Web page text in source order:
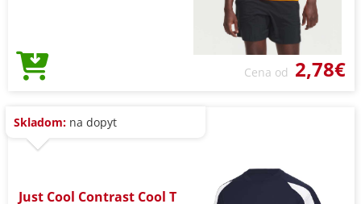
Cena od 2,78€
Skladom: na dopyt
Just Cool Contrast Cool T